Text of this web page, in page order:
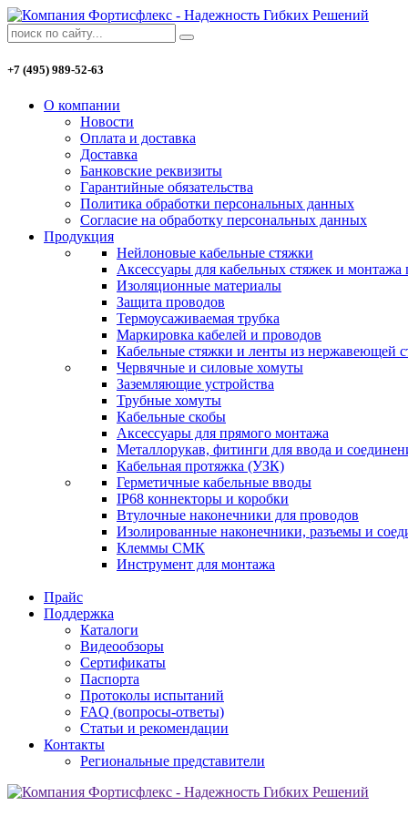
+7 (495) 989-52-63
О компании
Новости
Оплата и доставка
Доставка
Банковские реквизиты
Гарантийные обязательства
Политика обработки персональных данных
Согласие на обработку персональных данных
Продукция
Нейлоновые кабельные стяжки
Аксессуары для кабельных стяжек и монтажа
Изоляционные материалы
Защита проводов
Термоусаживаемая трубка
Маркировка кабелей и проводов
Кабельные стяжки и ленты из нержавеющей
Червячные и силовые хомуты
Заземляющие устройства
Трубные хомуты
Кабельные скобы
Аксессуары для прямого монтажа
Металлорукав, фитинги для ввода и
Кабельная протяжка (УЗК)
Герметичные кабельные вводы
IP68 коннекторы и коробки
Втулочные наконечники для проводов
Изолированные наконечники, разъемы и
Клеммы СМК
Инструмент для монтажа
Прайс
Поддержка
Каталоги
Видеообзоры
Сертификаты
Паспорта
Протоколы испытаний
FAQ (вопросы-ответы)
Статьи и рекомендации
Контакты
Региональные представители